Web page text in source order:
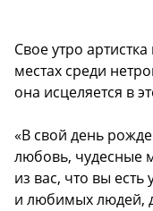
Свое утро
местах среди
она исцеляется в
«В свой день
любовь, чудесные
из вас, что вы
и любимых людей,